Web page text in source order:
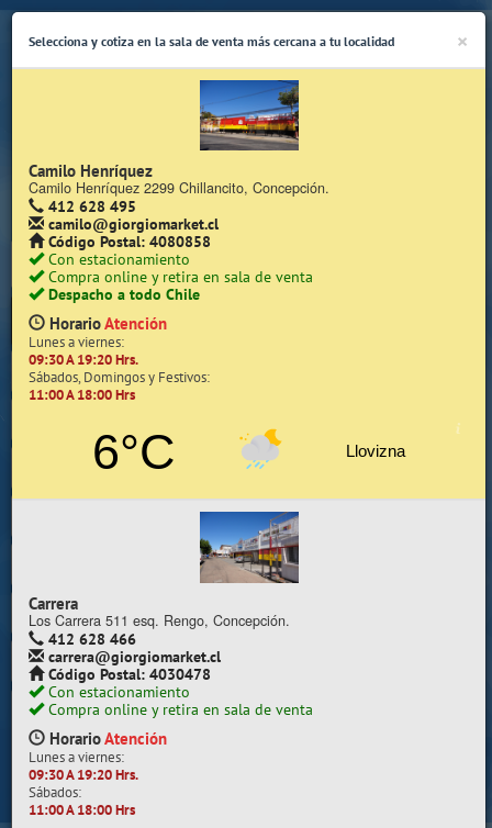
(Whatsapp Sólo de Lunes a Viernes de 08:15 a 17:45)
Quiénes somos
Trabaje con nosotros
Contacto | Reclamos
Preguntas Frecuentes
Sugererir productos
Su compra se realizará en la sala de ventas
Camilo Henríquez
Información de la sala
412 628 495
camilo@giorgiomarket.cl
×
Selecciona y cotiza en la sala de venta más cercana a tu localidad
Camilo Henríquez
Camilo Henríquez 2299 Chillancito, Concepción.
412 628 495
camilo@giorgiomarket.cl
Código Postal: 4080858
Con estacionamiento
Compra online y retira en sala de venta
Despacho a todo Chile
HorarioAtención
Lunes a viernes:
09:30 A 19:20 Hrs.
Sábados, Domingos y Festivos:
11:00 A 18:00 Hrs
6°C Llovizna
Carrera
Los Carrera 511 esq. Rengo, Concepción.
412 628 466
carrera@giorgiomarket.cl
Código Postal: 4030478
Con estacionamiento
Compra online y retira en sala de venta
HorarioAtención
Lunes a viernes:
09:30 A 19:20 Hrs.
Sábados:
11:00 A 18:00 Hrs